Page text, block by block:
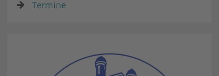
Termine